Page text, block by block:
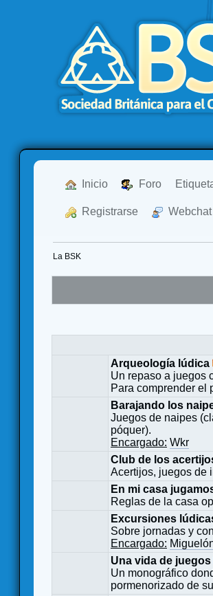
Inicio Foro
Registrarse Webchat
La BSK
Arqueología lúdica
Un repaso a juegos
Para comprender el
Barajando los
Juegos de naipes
póquer).
Encargado: Wkr
Club de los
Acertijos, juegos de
En mi casa
Reglas de la casa
Excursiones
Sobre jornadas y
Encargado:
Una vida de juegos
Un monográfico
pormenorizado de